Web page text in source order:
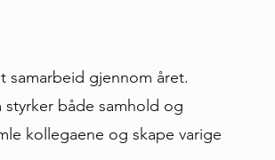
gjennom året.
både samhold og
kollegaene og skape varige